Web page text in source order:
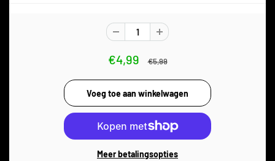
€4,99 €5,99
Meer betalingsopties